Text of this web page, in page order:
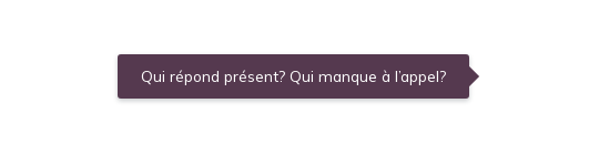
Qui répond présent? Qui manque à l’appel?